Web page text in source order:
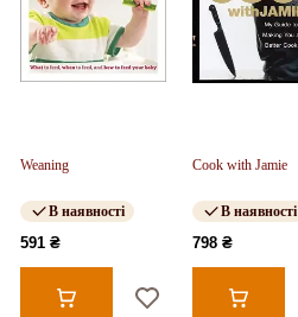
Weaning
В наявності
591 ₴
Cook with Jamie
В наявності
798 ₴